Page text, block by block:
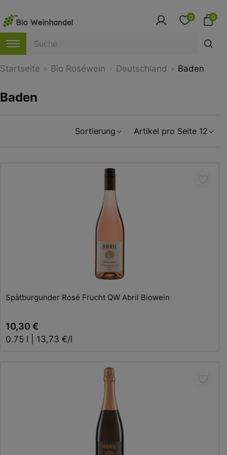
0 0
Startseite Bio Roséwein Deutschland Baden
Baden
Sortierung Artikel pro Seite 12
In den Warenkorb
Spätburgunder Rosé Frucht QW Abril Biowein
10,30 €
0.75 l | 13,73 €/l